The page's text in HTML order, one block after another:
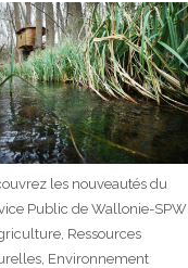
les nouveautés du
Public de Wallonie-SPW
Ressources
Environnement